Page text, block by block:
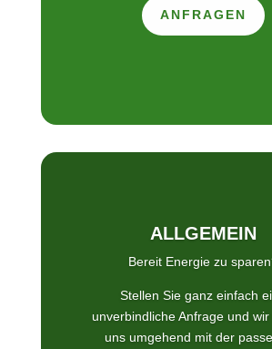
ANFRAGEN
ALLGEMEIN
Bereit Energie zu
Stellen Sie ganz einfach
unverbindliche Anfrage und
uns umgehend mit der